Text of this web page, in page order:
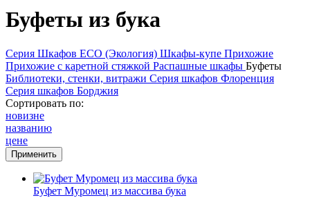
Буфеты из бука
Серия Шкафов ECO (Экология) Шкафы-купе Прихожие
Прихожие с каретной стяжкой Распашные шкафы Буфеты
Библиотеки, стенки, витражи Серия шкафов Флоренция
Серия шкафов Борджия
Сортировать по:
новизне
названию
цене
Буфет Муромец из массива бука